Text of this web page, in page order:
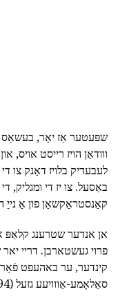
שפּעטער אַז יאָר, בעשאַס אַ
ווודאַן הויז רייסט אויס,
לעבעדיק בלויז דאַנק צו
באַסעל. צו יז די ומגליק,
קאַנסטראַקשאַן פון אַ נייַ
פרוי געשטארבן. דריי
קינדער, ער באהעפט פֿאַר
סאַלאָמע-אַווויעע גזעל (1723-1794).